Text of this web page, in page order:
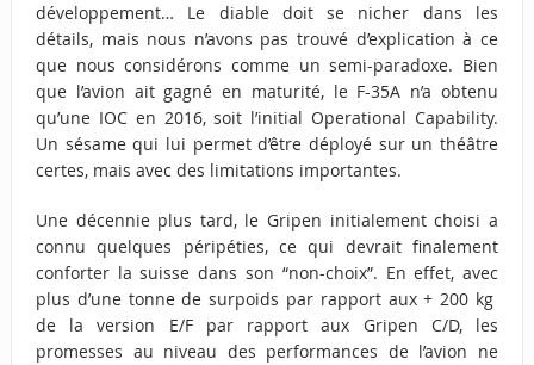
développement… Le diable doit se nicher dans les
détails, mais nous n’avons pas trouvé d’explication à ce
que nous considérons comme un semi-paradoxe. Bien
que l’avion ait gagné en maturité, le F-35A n’a obtenu
qu’une IOC en 2016, soit l’initial Operational Capability.
Un sésame qui lui permet d’être déployé sur un théâtre
certes, mais avec des limitations importantes.
Une décennie plus tard, le Gripen initialement choisi a
connu quelques péripéties, ce qui devrait finalement
conforter la suisse dans son “non-choix”. En effet, avec
plus d’une tonne de surpoids par rapport aux + 200 kg
de la version E/F par rapport aux Gripen C/D, les
promesses au niveau des performances de l’avion ne